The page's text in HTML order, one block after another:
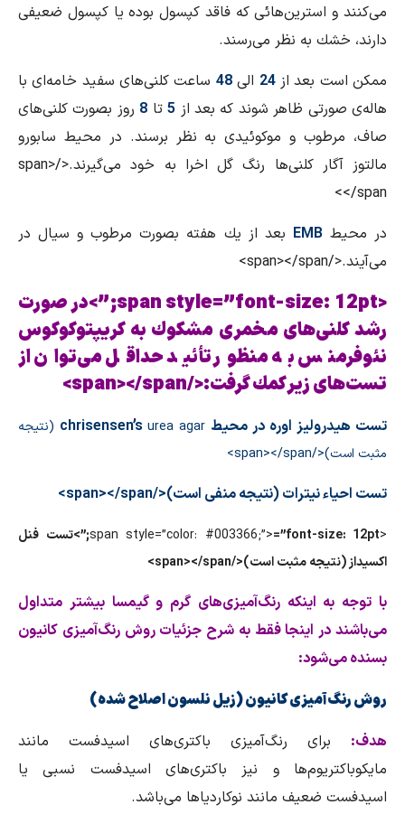
می‌كنند و استرین‌هائی كه فاقد كپسول بوده یا كپسول ضعیفی
دارند، خشك به نظر می‌رسند.
ممكن است بعد از24 الی48 ساعت كلنی‌های سفید خامه‌ای با
هاله‌ی صورتی ظاهر شوند كه بعد از 5 تا 8 روز بصورت كلنی‌های
صاف، مرطوب و موكوئیدی به نظر برسند. در محیط سابورو
مالتوز آگار كلنی‌ها رنگ گل اخرا به خود می‌گیرند.</span>
</span>
در محیطEMB بعد از یك هفته بصورت مرطوب و سیال در
می‌آیند.</span></span>
<span style=”font-size: 12pt;”>در صورت
رشد كلنی‌های مخمری مشكوك به كریپتوكوكوس
نئوفرمنس به منظور تأئید حداقل می‌توان از
تست‌های زیر كمك گرفت:</span></span>
تست هیدرولیز اوره در محیط chrisensen’s
urea agar (نتیجه
مثبت است)</span></span>
تست احیاء نیترات (نتیجه منفی است)</span></span>
<span style=”color: #003366;”>
=”font-size: 12pt;”>تست فنل
اكسیداز (نتیجه مثبت است)</span></span>
با توجه به اینكه رنگ‌آمیزی‌های گرم و گیمسا بیشتر متداول
می‌باشند در اینجا فقط به شرح جزئیات روش رنگ‌آمیزی كانیون
بسنده می‌شود:
روش رنگ‌آمیزی كانیون (زیل نلسون اصلاح شده)
هدف: برای رنگ‌آمیزی باكتری‌های اسیدفست مانند
مایكوباكتریوم‌ها و نیز باكتری‌های اسیدفست نسبی یا
اسیدفست ضعیف مانند نوكاردیاها می‌باشد.